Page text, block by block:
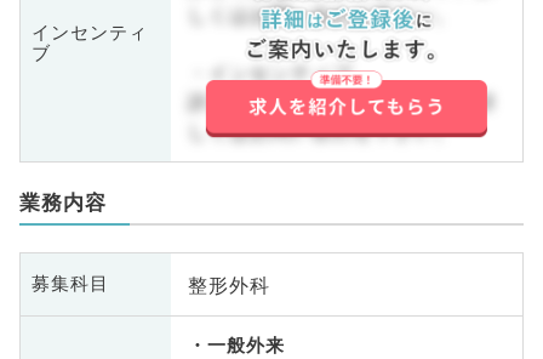
インセンティ
ブ
しくはお問い合わせ下さい。
・インセンティブ
詳しくはお問い合わせ下さい。詳
しくはお問い合わせ下さい。
業務内容
募集科目 整形外科
一般外来